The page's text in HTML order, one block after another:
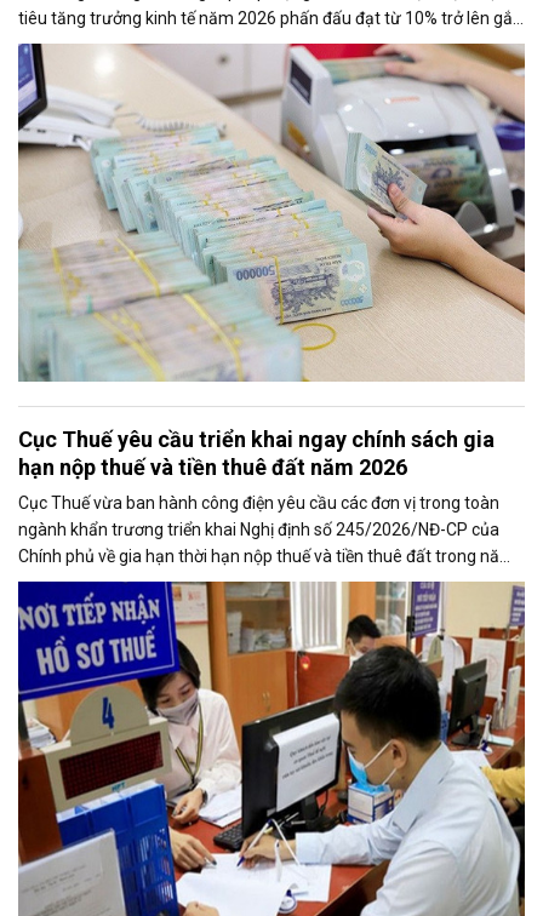
tiêu tăng trưởng kinh tế năm 2026 phấn đấu đạt từ 10% trở lên gắn
với giữ vững ổn định kinh tế vĩ mô. Một trong những nhiệm vụ đáng
chú ý là nghiên cứu điều hành tiền gửi của Kho bạc Nhà nước tại
các ngân hàng thương mại để tăng nguồn vốn ngắn hạn cho nền
kinh tế.
Cục Thuế yêu cầu triển khai ngay chính sách gia
hạn nộp thuế và tiền thuê đất năm 2026
Cục Thuế vừa ban hành công điện yêu cầu các đơn vị trong toàn
ngành khẩn trương triển khai Nghị định số 245/2026/NĐ-CP của
Chính phủ về gia hạn thời hạn nộp thuế và tiền thuê đất trong năm
2026, nhằm bảo đảm chính sách nhanh chóng đi vào thực tiễn và
hỗ trợ kịp thời cho người nộp thuế.